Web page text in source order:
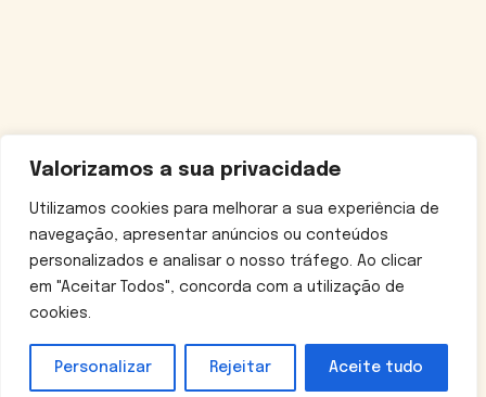
Valorizamos a sua privacidade
Utilizamos cookies para melhorar a sua experiência de
navegação, apresentar anúncios ou conteúdos
personalizados e analisar o nosso tráfego. Ao clicar
em "Aceitar Todos", concorda com a utilização de
cookies.
Personalizar Rejeitar Aceite tudo